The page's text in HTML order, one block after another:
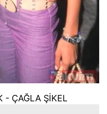
- ÇAĞLA ŞİKEL